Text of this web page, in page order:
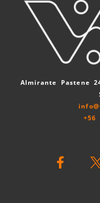
Almirante Pastene
+56
a